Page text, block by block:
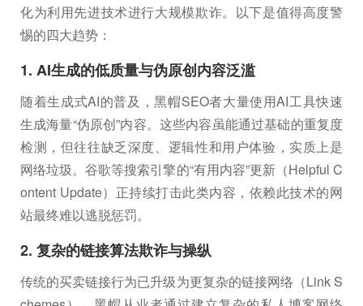
化为利用先进技术进行大规模欺诈。以下是值得高度警
惕的四大趋势：
1. AI生成的低质量与伪原创内容泛滥
随着生成式AI的普及，黑帽SEO者大量使用AI工具快速
生成海量“伪原创”内容。这些内容虽能通过基础的重复度
检测，但往往缺乏深度、逻辑性和用户体验，实质上是
网络垃圾。谷歌等搜索引擎的“有用内容”更新（Helpful C
ontent Update）正持续打击此类内容，依赖此技术的网
站最终难以逃脱惩罚。
2. 复杂的链接算法欺诈与操纵
传统的买卖链接行为已升级为更复杂的链接网络（Link S